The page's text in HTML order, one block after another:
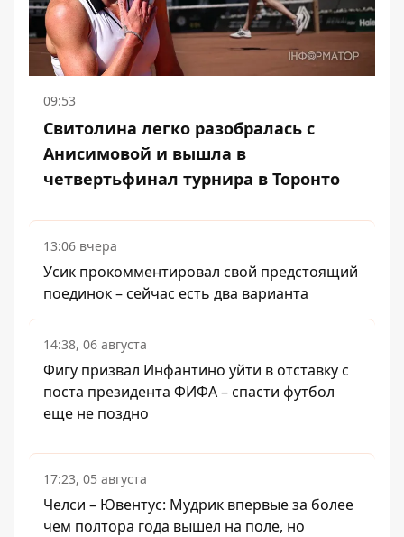
09:53
Свитолина легко разобралась с
Анисимовой и вышла в
четвертьфинал турнира в Торонто
13:06 вчера
Усик прокомментировал свой предстоящий
поединок – сейчас есть два варианта
14:38, 06 августа
Фигу призвал Инфантино уйти в отставку с
поста президента ФИФА – спасти футбол
еще не поздно
17:23, 05 августа
Челси – Ювентус: Мудрик впервые за более
чем полтора года вышел на поле, но